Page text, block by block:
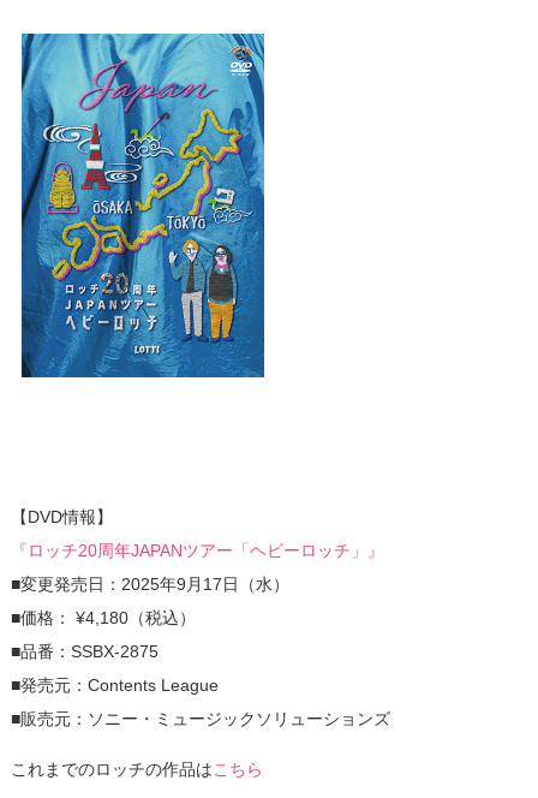
【DVD情報】
『ロッチ20周年JAPANツアー「ヘビーロッチ」』
■変更発売日：2025年9月17日（水）
■価格： ¥4,180（税込）
■品番：SSBX-2875
■発売元：Contents League
■販売元：ソニー・ミュージックソリューションズ
これまでのロッチの作品はこちら